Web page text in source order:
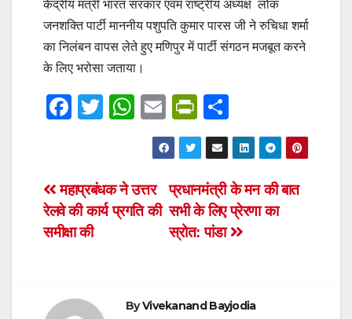
केंद्रीय मंत्री भारत सरकार एवम राष्ट्रीय अध्यक्ष लोक
जनशक्ति पार्टी माननीय पशुपति कुमार पारस जी ने रुचिधा शर्मा
का निलंबन वापस लेते हुए मणिपुर में पार्टी संगठन मजबूत करने
के लिए भरोसा जताया।
F
e
b
o
T
er
W
at
s
A
E
m
ail
Pr
in
tF
ri
e
n
h
ar
e
Post
navigation
प्रधानमंत्री के मन की बात
सभी के लिए प्रेरणा का
स्रोत: पांडा
महाप्रबंधक ने उत्तर
रेलवे की कार्य प्रगति की
समीक्षा की
ByVivekanand Bayjodia